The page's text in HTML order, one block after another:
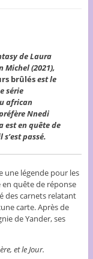
de Laura
Michel (2021),
brûlésest le
série
african
Nnedi
est en quête de
passé.
une légende pour les
en quête de réponse
des carnets relatant
carte. Après de
de Yander, ses
et le Jour.